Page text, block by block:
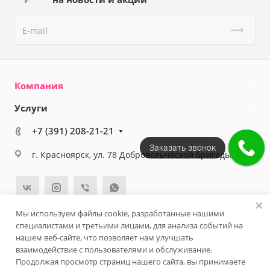
Компания
Услуги
+7 (391) 208-21-21
г. Красноярск, ул. 78 Добровольческой бригады, 7
© 2026 Клиника косметологии - Lege Artis
Политика конфиденциальности
Версия для слабовидящих
Заказать звонок
Мы используем файлы cookie, разработанные нашими
специалистами и третьими лицами, для анализа событий на
нашем веб-сайте, что позволяет нам улучшать
взаимодействие с пользователями и обслуживание.
Продолжая просмотр страниц нашего сайта, вы принимаете